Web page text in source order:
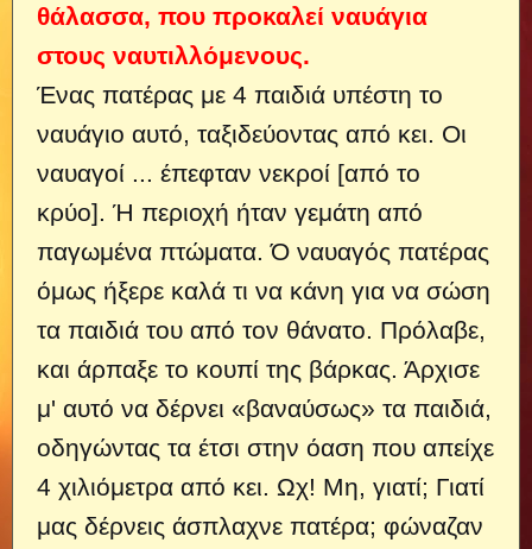
θάλασσα, που προκαλεί ναυάγια
στους ναυτιλλόμενους.
Ένας πατέρας με 4 παιδιά υπέστη το
ναυάγιο αυτό, ταξιδεύοντας από κει. Οι
ναυαγοί ... έπεφταν νεκροί [από το
κρύο]. Ή περιοχή ήταν γεμάτη από
παγωμένα πτώματα. Ό ναυαγός πατέρας
όμως ήξερε καλά τι να κάνη για να σώση
τα παιδιά του από τον θάνατο. Πρόλαβε,
και άρπαξε το κουπί της βάρκας. Άρχισε
μ' αυτό να δέρνει «βαναύσως» τα παιδιά,
οδηγώντας τα έτσι στην όαση που απείχε
4 χιλιόμετρα από κει. Ωχ! Μη, γιατί; Γιατί
μας δέρ­νεις άσπλαχνε πατέρα; φώναζαν